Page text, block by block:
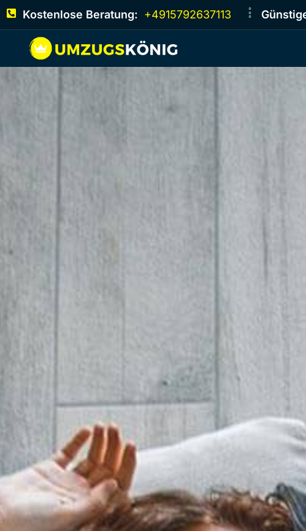
Kostenlose Beratung: +4915792637113